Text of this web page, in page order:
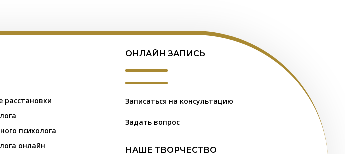
расстановки
психолога
онлайн
ОНЛАЙН ЗАПИСЬ
Записаться на консультацию
Задать вопрос
НАШЕ ТВОРЧЕСТВО